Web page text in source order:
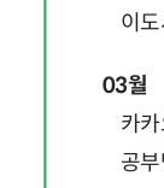
이
03월
카
공